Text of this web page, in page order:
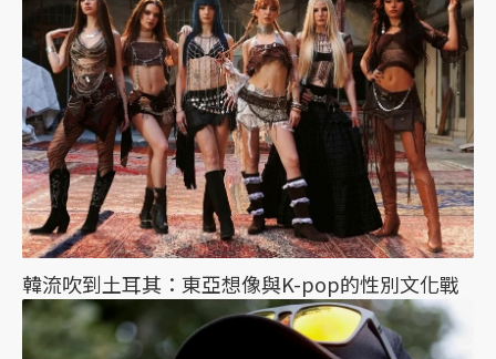
韓流吹到土耳其：東亞想像與K-pop的性別文化戰